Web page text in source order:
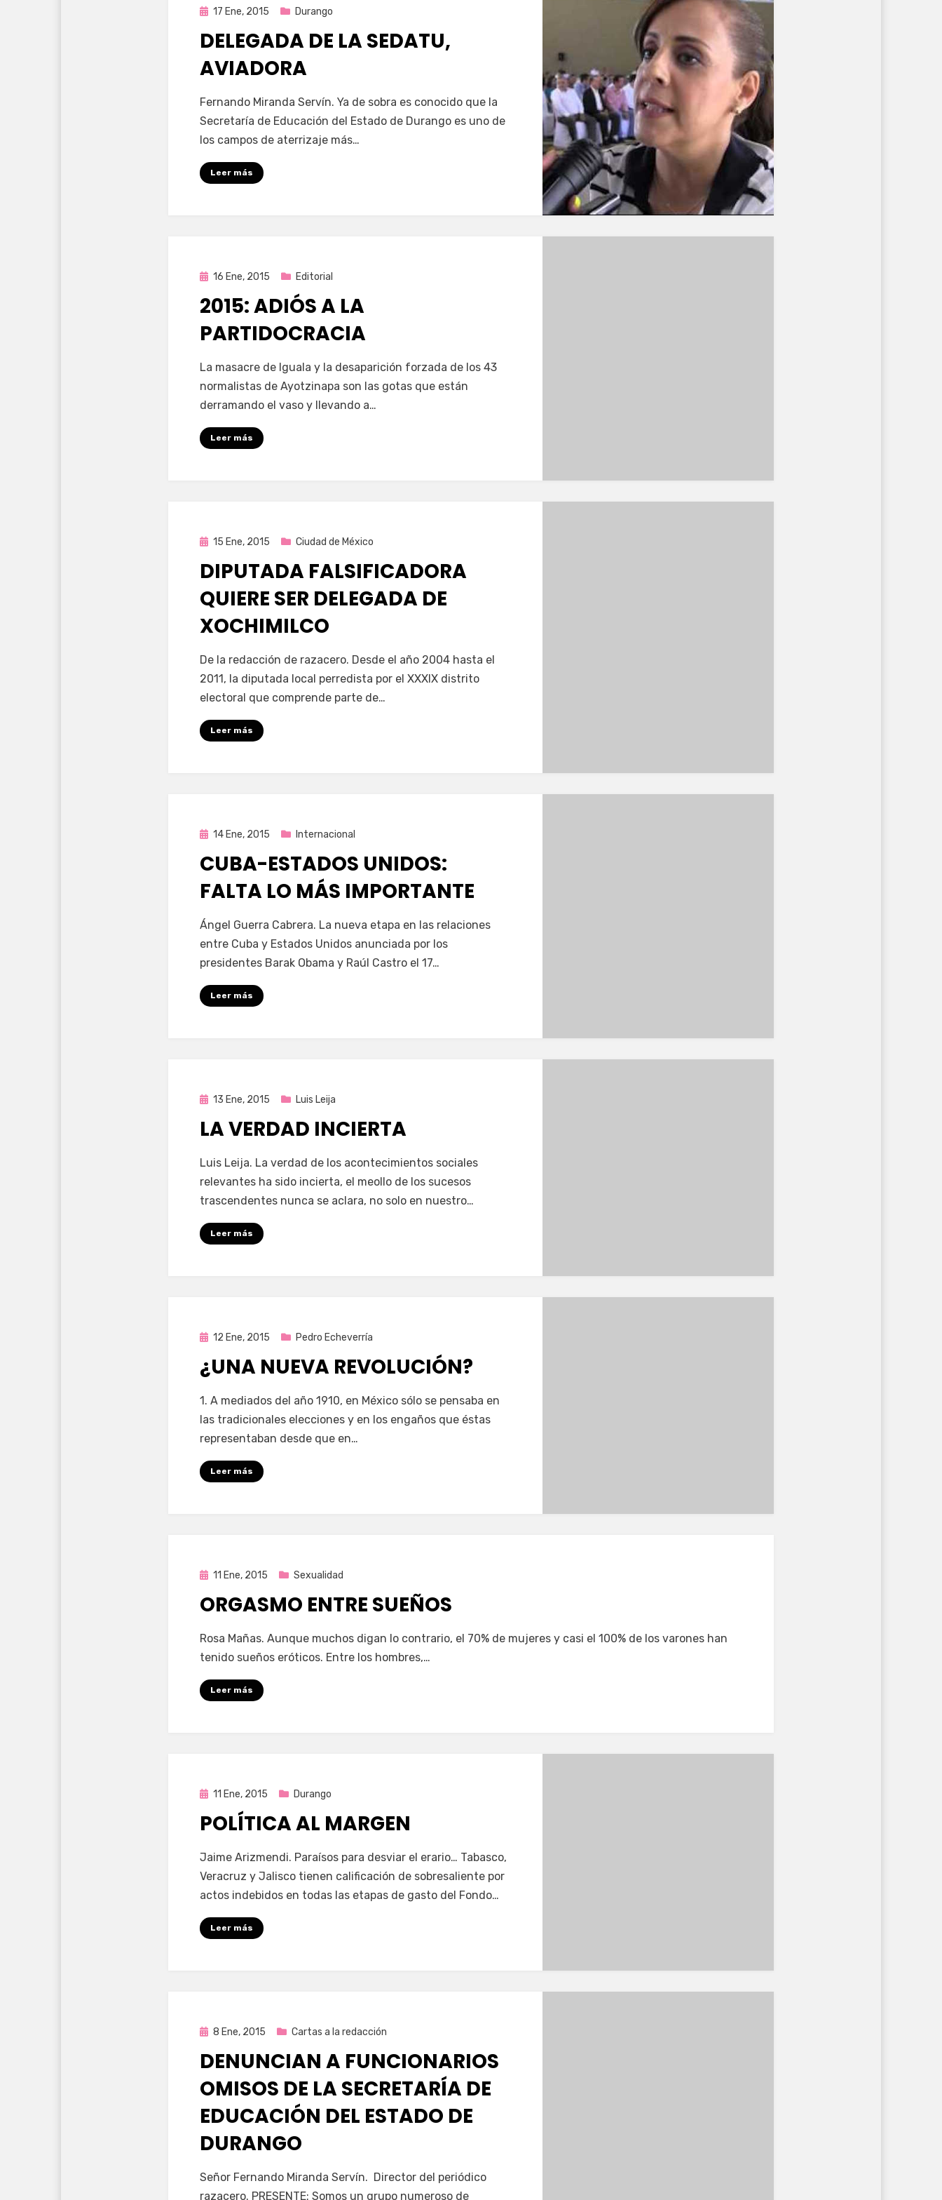
Publicada
17 Ene, 2015 Durango
DELEGADA DE LA SEDATU,
AVIADORA
porEnrique
Fernando Miranda Servín. Ya de sobra es conocido que la
Secretaría de Educación del Estado de Durango es uno de
los campos de aterrizaje más…
Leer más
Publicada
16 Ene, 2015 Editorial
2015: ADIÓS A LA
PARTIDOCRACIA
porEnrique
La masacre de Iguala y la desaparición forzada de los 43
normalistas de Ayotzinapa son las gotas que están
derramando el vaso y llevando a…
Leer más
Publicada
15 Ene, 2015 Ciudad de México
DIPUTADA FALSIFICADORA
QUIERE SER DELEGADA DE
XOCHIMILCO
porEnrique
De la redacción de razacero. Desde el año 2004 hasta el
2011, la diputada local perredista por el XXXIX distrito
electoral que comprende parte de…
Leer más
Publicada
14 Ene, 2015 Internacional
CUBA-ESTADOS UNIDOS:
FALTA LO MÁS IMPORTANTE
por Enrique
Ángel Guerra Cabrera. La nueva etapa en las relaciones
entre Cuba y Estados Unidos anunciada por los
presidentes Barak Obama y Raúl Castro el 17…
Leer más
Publicada
13 Ene, 2015 Luis Leija
LA VERDAD INCIERTA
por Enrique
Luis Leija. La verdad de los acontecimientos sociales
relevantes ha sido incierta, el meollo de los sucesos
trascendentes nunca se aclara, no solo en nuestro…
Leer más
Publicada
12 Ene, 2015 Pedro Echeverría
¿UNA NUEVA REVOLUCIÓN?
porEnrique
1. A mediados del año 1910, en México sólo se pensaba en
las tradicionales elecciones y en los engaños que éstas
representaban desde que en…
Leer más
Publicada
11 Ene, 2015 Sexualidad
ORGASMO ENTRE SUEÑOS
porEnrique
Rosa Mañas. Aunque muchos digan lo contrario, el 70% de mujeres y casi el 100% de los varones han
tenido sueños eróticos. Entre los hombres,…
Leer más
Publicada
11 Ene, 2015 Durango
POLÍTICA AL MARGEN
porEnrique
Jaime Arizmendi. Paraísos para desviar el erario… Tabasco,
Veracruz y Jalisco tienen calificación de sobresaliente por
actos indebidos en todas las etapas de gasto del Fondo…
Leer más
Publicada
8 Ene, 2015 Cartas a la redacción
DENUNCIAN A FUNCIONARIOS
OMISOS DE LA SECRETARÍA DE
EDUCACIÓN DEL ESTADO DE
DURANGO
porEnrique
Señor Fernando Miranda Servín. Director del periódico
razacero. PRESENTE: Somos un grupo numeroso de